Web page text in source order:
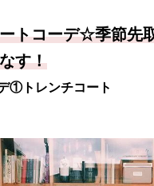
トコーデ☆季節先
す！
①トレンチコート